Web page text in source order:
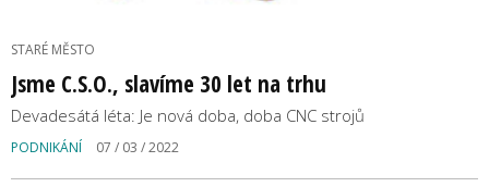
STARÉ MĚSTO
Jsme C.S.O., slavíme 30 let na trhu
Devadesátá léta: Je nová doba, doba CNC strojů
PODNIKÁNÍ 07 / 03 / 2022